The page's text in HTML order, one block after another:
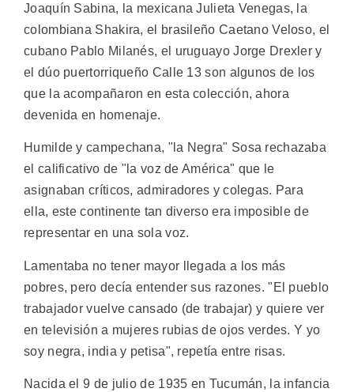
Joaquín Sabina, la mexicana Julieta Venegas, la
colombiana Shakira, el brasileño Caetano Veloso, el
cubano Pablo Milanés, el uruguayo Jorge Drexler y
el dúo puertorriqueño Calle 13 son algunos de los
que la acompañaron en esta colección, ahora
devenida en homenaje.
Humilde y campechana, "la Negra" Sosa rechazaba
el calificativo de "la voz de América" que le
asignaban críticos, admiradores y colegas. Para
ella, este continente tan diverso era imposible de
representar en una sola voz.
Lamentaba no tener mayor llegada a los más
pobres, pero decía entender sus razones. "El pueblo
trabajador vuelve cansado (de trabajar) y quiere ver
en televisión a mujeres rubias de ojos verdes. Y yo
soy negra, india y petisa", repetía entre risas.
Nacida el 9 de julio de 1935 en Tucumán, la infancia